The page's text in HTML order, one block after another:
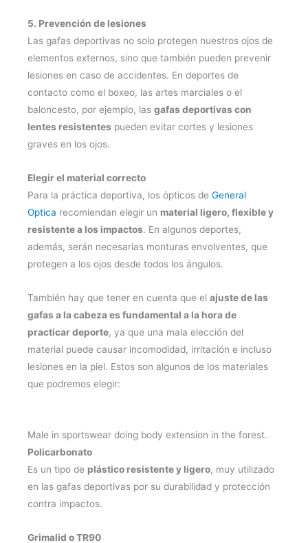
5. Prevención de lesiones
Las gafas deportivas no solo protegen nuestros ojos de
elementos externos, sino que también pueden prevenir
lesiones en caso de accidentes. En deportes de
contacto como el boxeo, las artes marciales o el
baloncesto, por ejemplo, las gafas deportivas con
lentes resistentes pueden evitar cortes y lesiones
graves en los ojos.
Elegir el material correcto
Para la práctica deportiva, los ópticos de General
Optica recomiendan elegir un material ligero, flexible y
resistente a los impactos. En algunos deportes,
además, serán necesarias monturas envolventes, que
protegen a los ojos desde todos los ángulos.
También hay que tener en cuenta que el ajuste de las
gafas a la cabeza es fundamental a la hora de
practicar deporte, ya que una mala elección del
material puede causar incomodidad, irritación e incluso
lesiones en la piel. Estos son algunos de los materiales
que podremos elegir:
Male in sportswear doing body extension in the forest.
Policarbonato
Es un tipo de plástico resistente y ligero, muy utilizado
en las gafas deportivas por su durabilidad y protección
contra impactos.
Grimalid o TR90